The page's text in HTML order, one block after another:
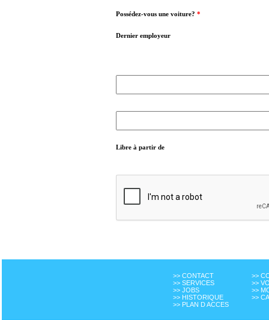
Possédez-vous une voiture? *
Dernier employeur
Libre à partir de
>> CONTACT
>> SERVICES
>> JOBS
>> HISTORIQUE
>> PLAN D ACCES
>>
>>
>>
>>